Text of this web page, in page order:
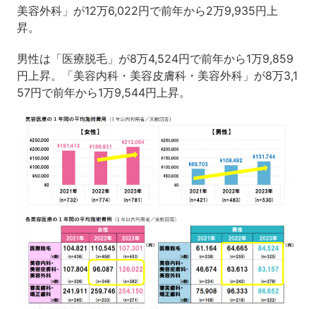
美容外科」が12万6,022円で前年から2万9,935円上
昇。
男性は「医療脱毛」が8万4,524円で前年から1万9,859
円上昇。「美容内科・美容皮膚科・美容外科」が8万3,1
57円で前年から1万9,544円上昇。